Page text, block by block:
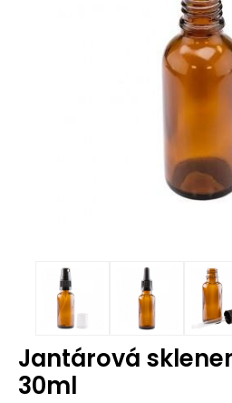
Jantárová
30ml